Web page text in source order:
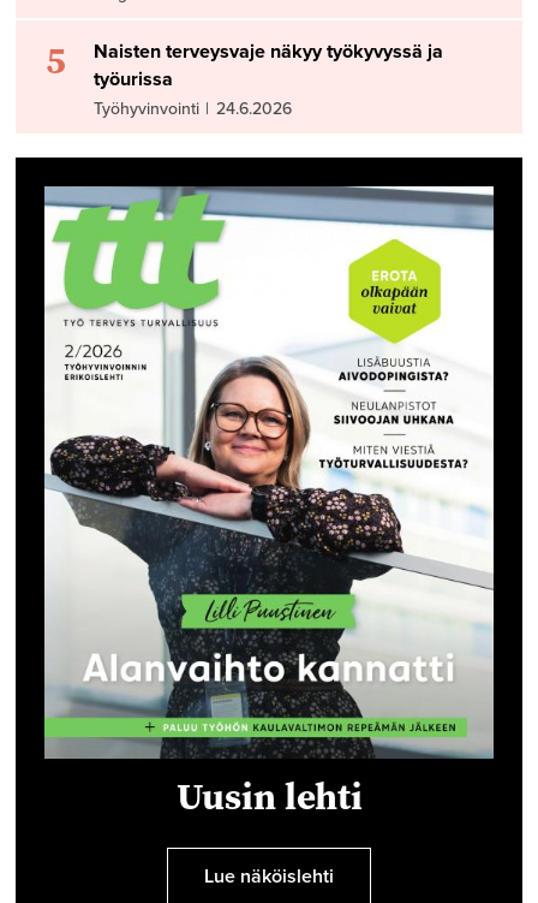
5
Naisten terveysvaje näkyy työkyvyssä ja
työurissa
Työhyvinvointi | 24.6.2026
Uusin lehti
Lue näköislehti